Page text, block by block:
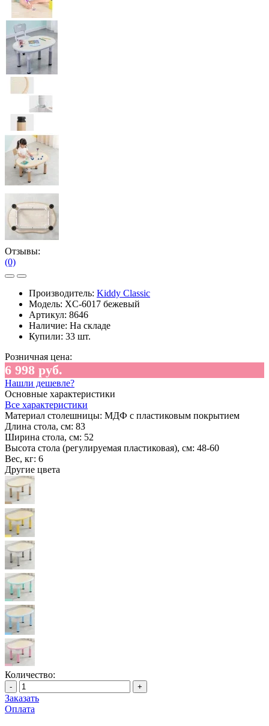
Отзывы:
(0)
Производитель: Kiddy Classic
Модель: XC-6017 бежевый
Артикул: 8646
Наличие: На складе
Купили: 33 шт.
Розничная цена:
6 998 руб.
Нашли дешевле?
Основные характеристики
Все характеристики
Материал столешницы: МДФ с пластиковым покрытием
Длина стола, см: 83
Ширина стола, см: 52
Высота стола (регулируемая пластиковая), см: 48-60
Вес, кг: 6
Другие цвета
Количество:
- +
Заказать
Оплата